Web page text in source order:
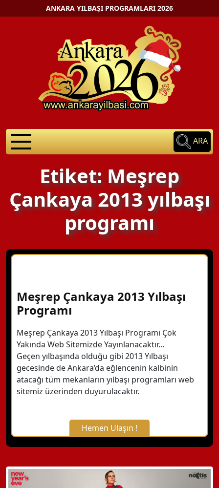
ANKARA YILBAŞI PROGRAMLARI 2026
ARA
Etiket: Meşrep
Çankaya 2013 yılbaşı
programı
Meşrep Çankaya 2013 Yılbaşı
Programı
Meşrep Çankaya 2013 Yılbaşı Programı Çok
Yakında Web Sitemizde Yayınlanacaktır…
Geçen yılbaşında olduğu gibi 2013 Yılbaşı
gecesinde de Ankara’da eğlencenin kalbinin
atacağı tüm mekanların yılbaşı programları web
sitemiz üzerinden duyurulacaktır.
Hemen Ulaşın !
X Kapat
WhatsApp ile Bilgi Alın